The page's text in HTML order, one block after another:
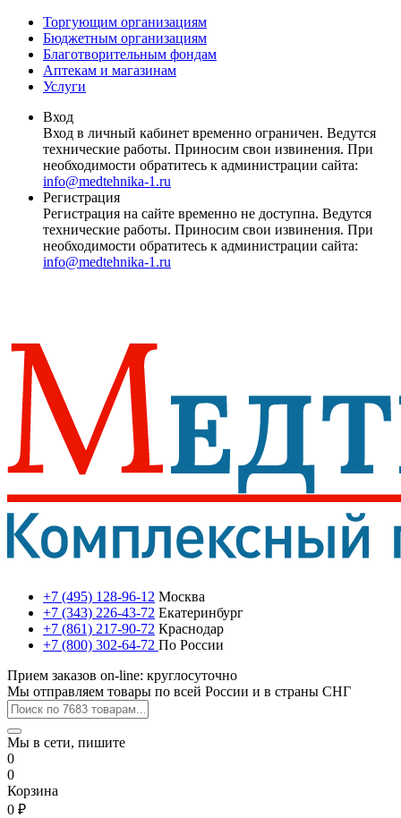
Торгующим организациям
Бюджетным организациям
Благотворительным фондам
Аптекам и магазинам
Услуги
Вход
Вход в личный кабинет временно ограничен. Ведутся
технические работы. Приносим свои извинения. При
необходимости обратитесь к администрации сайта:
info@medtehnika-1.ru
Регистрация
Регистрация на сайте временно не доступна. Ведутся
технические работы. Приносим свои извинения. При
необходимости обратитесь к администрации сайта:
info@medtehnika-1.ru
+7 (495) 128-96-12 Москва
+7 (343) 226-43-72 Екатеринбург
+7 (861) 217-90-72 Краснодар
+7 (800) 302-64-72 По России
Прием заказов on-line: круглосуточно
Мы отправляем товары по всей России и в страны СНГ
Мы в сети, пишите
0
0
Корзина
0 ₽